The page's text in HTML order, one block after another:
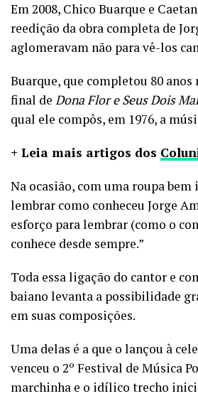
Em 2008, Chico Buarque e
reedição da obra completa de
aglomeravam não para vê-los
Buarque, que completou 80
final de Dona Flor e Seus Dois
qual ele compôs, em 1976, a
+ Leia mais artigos dos
Na ocasião, com uma roupa
lembrar como conheceu Jorge
esforço para lembrar (como o
conhece desde sempre.”
Toda essa ligação do cantor e
baiano levanta a possibilidade
em suas composições.
Uma delas é a que o lançou à
venceu o 2º Festival de Música
marchinha e o idílico trecho